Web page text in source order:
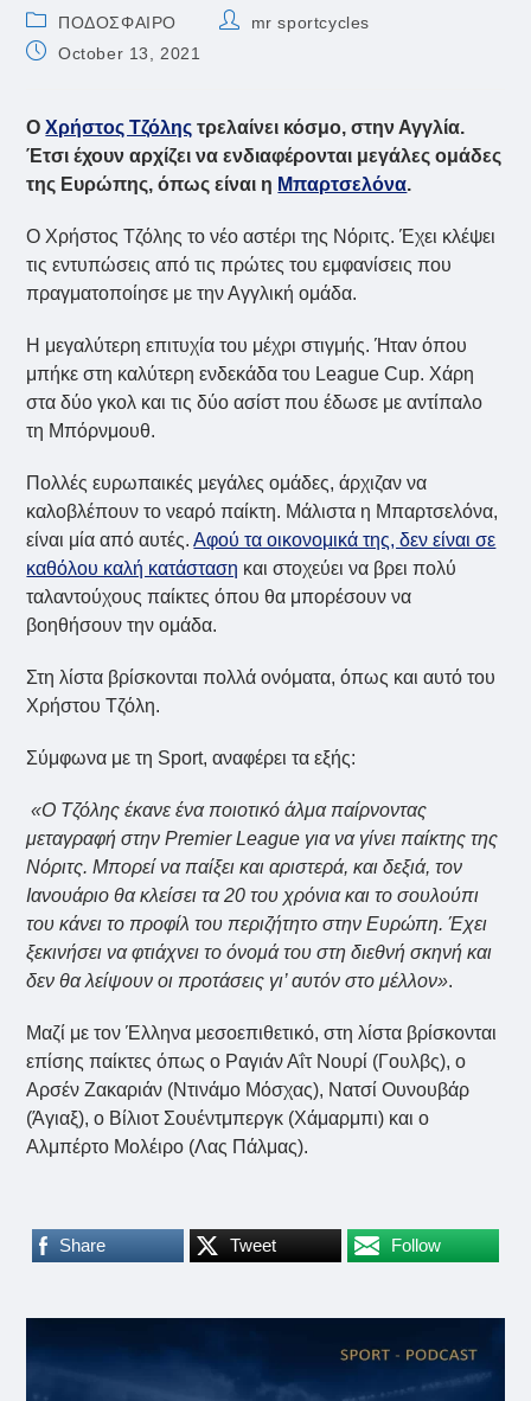
Post
category:
ΠΟΔΟΣΦΑΙΡΟ
Postmr sportcycles
PostOctober 13, 2021
ΟΧρήστος Τζόλης τρελαίνει κόσμο, στην Αγγλία.
Έτσι έχουν αρχίζει να ενδιαφέρονται μεγάλες ομάδες
της Ευρώπης, όπως είναι η Μπαρτσελόνα.
Ο Χρήστος Τζόλης το νέο αστέρι της Νόριτς. Έχει κλέψει
τις εντυπώσεις από τις πρώτες του εμφανίσεις που
πραγματοποίησε με την Αγγλική ομάδα.
Η μεγαλύτερη επιτυχία του μέχρι στιγμής. Ήταν όπου
μπήκε στη καλύτερη ενδεκάδα του League Cup. Χάρη
στα δύο γκολ και τις δύο ασίστ που έδωσε με αντίπαλο
τη Μπόρνμουθ.
Πολλές ευρωπαικές μεγάλες ομάδες, άρχιζαν να
καλοβλέπουν το νεαρό παίκτη. Μάλιστα η Μπαρτσελόνα,
είναι μία από αυτές.Αφού τα οικονομικά της, δεν είναι σε
καθόλου καλή κατάσταση και στοχεύει να βρει πολύ
ταλαντούχους παίκτες όπου θα μπορέσουν να
βοηθήσουν την ομάδα.
Στη λίστα βρίσκονται πολλά ονόματα, όπως και αυτό του
Χρήστου Τζόλη.
Σύμφωνα με τη Sport, αναφέρει τα εξής:
«Ο Τζόλης έκανε ένα ποιοτικό άλμα παίρνοντας
μεταγραφή στην Premier League για να γίνει παίκτης της
Νόριτς. Μπορεί να παίξει και αριστερά, και δεξιά, τον
Ιανουάριο θα κλείσει τα 20 του χρόνια και το σουλούπι
του κάνει το προφίλ του περιζήτητο στην Ευρώπη. Έχει
ξεκινήσει να φτιάχνει το όνομά του στη διεθνή σκηνή και
δεν θα λείψουν οι προτάσεις γι’ αυτόν στο μέλλον».
Μαζί με τον Έλληνα μεσοεπιθετικό, στη λίστα βρίσκονται
επίσης παίκτες όπως ο Ραγιάν Αΐτ Νουρί (Γουλβς), ο
Αρσέν Ζακαριάν (Ντινάμο Μόσχας), Νατσί Ουνουβάρ
(Άγιαξ), ο Βίλιοτ Σουέντμπεργκ (Χάμαρμπι) και ο
Αλμπέρτο Μολέιρο (Λας Πάλμας).
Share Tweet Follow